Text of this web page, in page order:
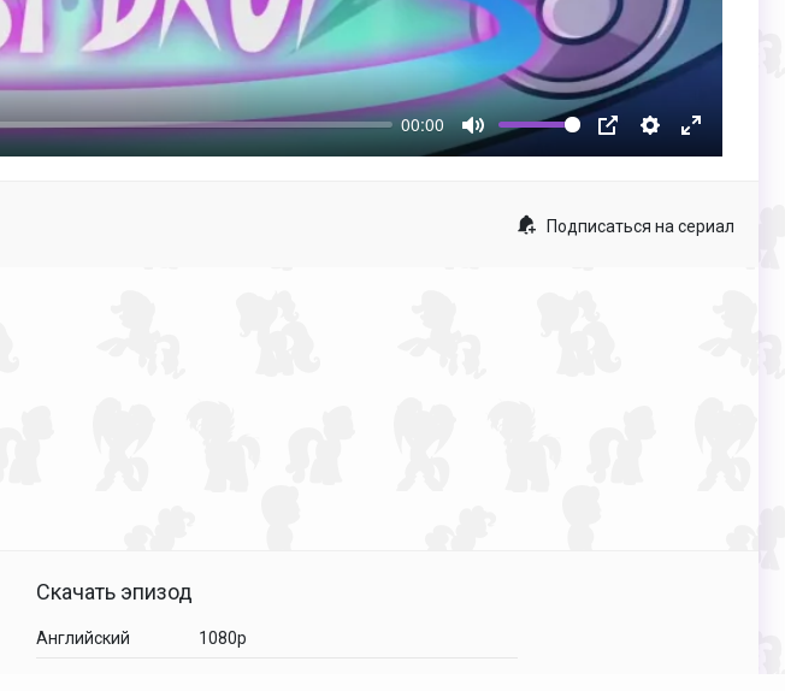
00:00
Mute
Подписаться на сериал
Скачать эпизод
Английский 1080p